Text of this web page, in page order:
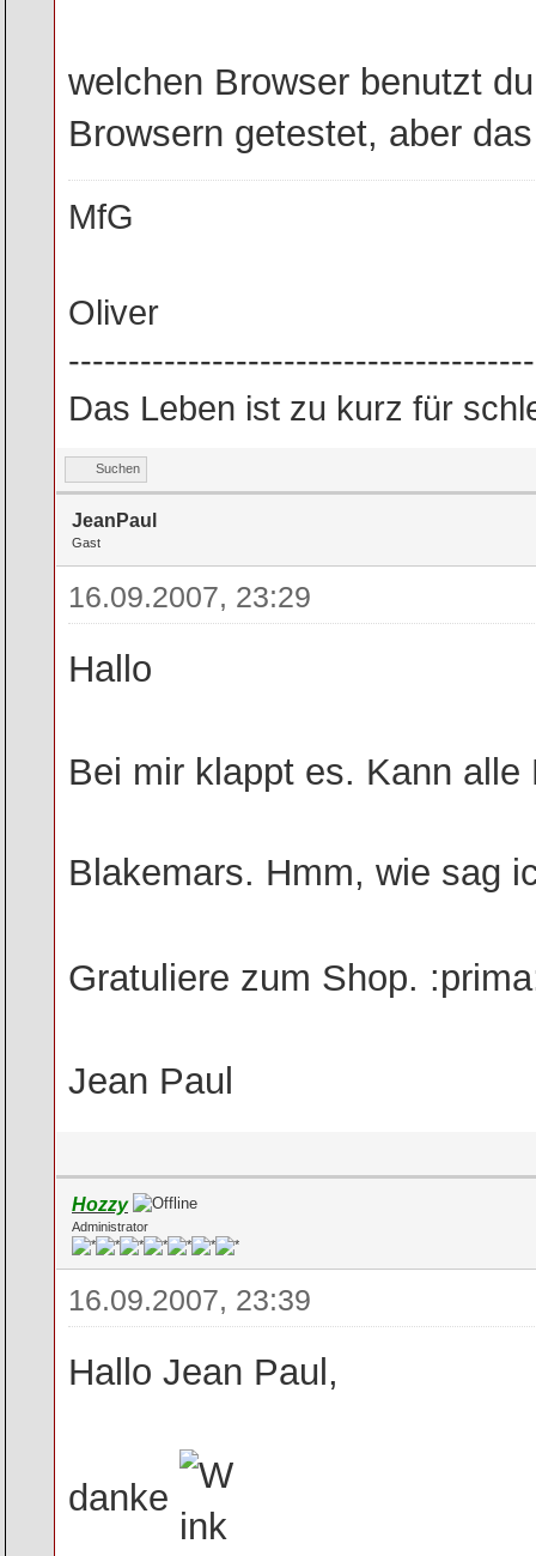
welchen Browser benutzt
Browsern getestet, aber
MfG
Oliver
Das Leben ist zu kurz für
Suchen
JeanPaul
Gast
16.09.2007, 23:29
Hallo
Bei mir klappt es. Kann
Blakemars. Hmm, wie sag
Gratuliere zum Shop.
Jean Paul
Hozzy
Administrator
16.09.2007, 23:39
Hallo Jean Paul,
danke